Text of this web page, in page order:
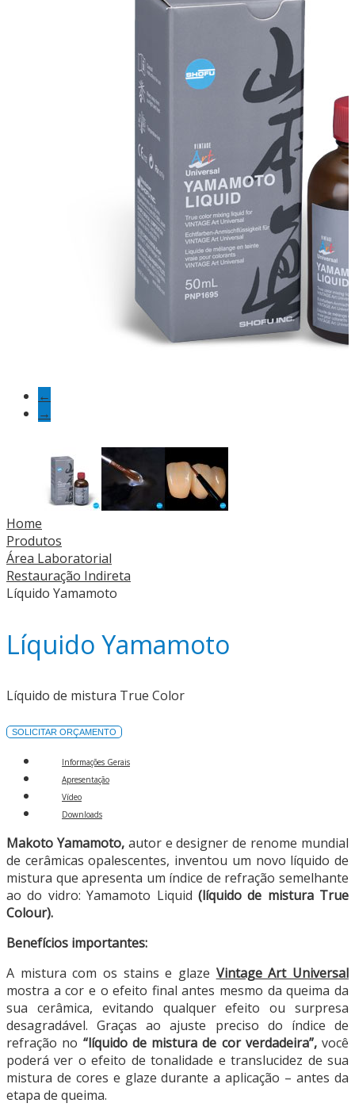
←
→
Home
Produtos
Área Laboratorial
Restauração Indireta
Líquido Yamamoto
Líquido Yamamoto
Líquido de mistura True Color
SOLICITAR ORÇAMENTO
Informações Gerais
Apresentação
Vídeo
Downloads
Makoto Yamamoto,autor e designer de renome mundial
de cerâmicas opalescentes, inventou um novo líquido de
mistura que apresenta um índice de refração semelhante
ao do vidro: Yamamoto Liquid (líquido de mistura True
Colour).
Benefícios importantes:
A mistura com os stains e glaze Vintage Art Universal
mostra a cor e o efeito final antes mesmo da queima da
sua cerâmica, evitando qualquer efeito ou surpresa
desagradável. Graças ao ajuste preciso do índice de
refração no “líquido de mistura de cor verdadeira”,você
poderá ver o efeito de tonalidade e translucidez de sua
mistura de cores e glaze durante a aplicação – antes da
etapa de queima.